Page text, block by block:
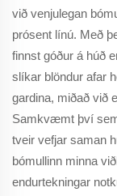
við venjulegan
prósent línú. Með
finnst góður á húð
slíkar blöndur afar
gardina, miðað við
Samkvæmt því
tveir vefjar saman
bómullinn minna
endurtekningar